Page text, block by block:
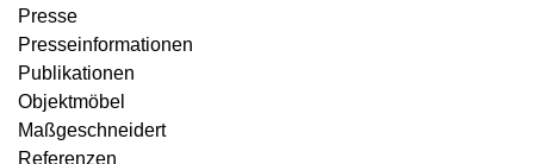
Presse
Presseinformationen
Publikationen
Objektmöbel
Maßgeschneidert
Referenzen